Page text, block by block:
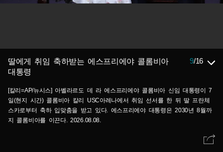
딸에게 취임 축하받는 에스프리에야 콜롬비아
대통령
9/16
[칼리=AP/뉴시스] 아벨라르도 데 라 에스프리에야 콜롬비아 신임 대통령이 7
일(현지 시간) 콜롬비아 칼리 USC아레나에서 취임 선서를 한 뒤 딸 프란체
스카로부터 축하 입맞춤을 받고 있다. 에스프리에야 대통령은 2030년 8월까
지 콜롬비아를 이끈다. 2026.08.08.